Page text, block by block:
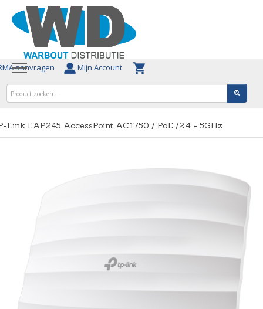
aanvragen Mijn Account
Link EAP245 AccessPoint AC1750 / PoE /2.4 + 5GHz